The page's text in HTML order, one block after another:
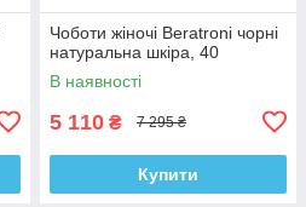
Чоботи жіночі Beratroni чорні
натуральна шкіра, 40
В наявності
5 110 ₴ 7 295 ₴
Купити